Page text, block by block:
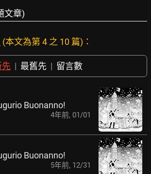
文章)
(本文為第 4 之 10 篇)：
先 | 最舊先 | 留言數
Buonanno!
4年前, 01/01
Buonanno!
5年前, 12/31